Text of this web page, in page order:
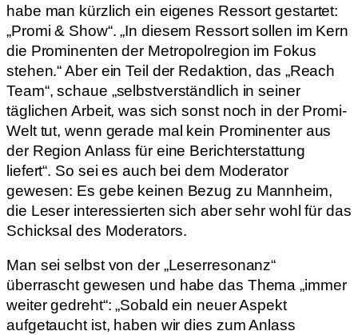
habe man kürzlich ein eigenes Ressort gestartet:
„Promi & Show“. „In diesem Ressort sollen im Kern
die Prominenten der Metropolregion im Fokus
stehen.“ Aber ein Teil der Redaktion, das „Reach
Team“, schaue „selbstverständlich in seiner
täglichen Arbeit, was sich sonst noch in der Promi-
Welt tut, wenn gerade mal kein Prominenter aus
der Region Anlass für eine Berichterstattung
liefert“. So sei es auch bei dem Moderator
gewesen: Es gebe keinen Bezug zu Mannheim,
die Leser interessierten sich aber sehr wohl für das
Schicksal des Moderators.
Man sei selbst von der „Leserresonanz“
überrascht gewesen und habe das Thema „immer
weiter gedreht“: „Sobald ein neuer Aspekt
aufgetaucht ist, haben wir dies zum Anlass